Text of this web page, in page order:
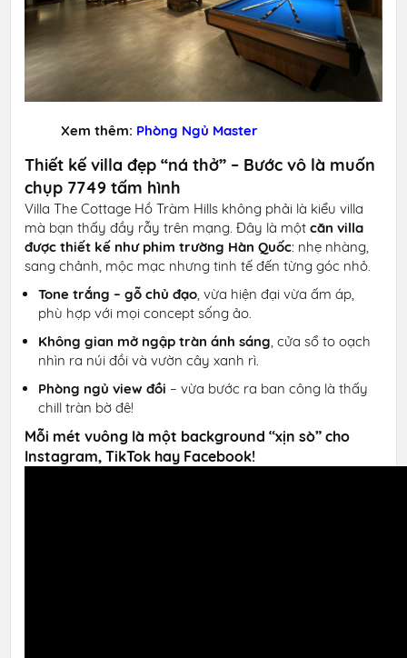
Xem thêm: Phòng Ngủ Master
Thiết kế villa đẹp “ná thở” – Bước vô là muốn
chụp 7749 tấm hình
Villa The Cottage Hồ Tràm Hills không phải là kiểu villa
mà bạn thấy đầy rẫy trên mạng. Đây là mộtcăn villa
được thiết kế như phim trường Hàn Quốc: nhẹ nhàng,
sang chảnh, mộc mạc nhưng tinh tế đến từng góc nhỏ.
Tone trắng – gỗ chủ đạo, vừa hiện đại vừa ấm áp,
phù hợp với mọi concept sống ảo.
Không gian mở ngập tràn ánh sáng, cửa sổ to oạch
nhìn ra núi đồi và vườn cây xanh rì.
Phòng ngủ view đồi – vừa bước ra ban công là thấy
chill tràn bờ đê!
Mỗi mét vuông là một background “xịn sò” cho
Instagram, TikTok hay Facebook!